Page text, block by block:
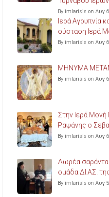
By imlarisis on Αυγ
Ιερά Αγρυπνία
σύσταση Ιερά
By imlarisis on Αυγ
ΜΗΝΥΜΑ
By imlarisis on Αυγ
Στην Ιερά
Ραψάνης ο
By imlarisis on Αυγ
Δωρέα σαράντα
ομάδα ΔΙ.ΑΣ.
By imlarisis on Αυγ